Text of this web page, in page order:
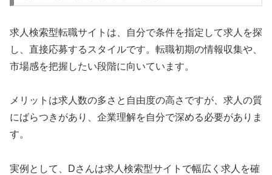
求人検索型転職サイトは、自分で条件を指定して求人を探
し、直接応募するスタイルです。転職初期の情報収集や、
市場感を把握したい段階に向いています。
メリットは求人数の多さと自由度の高さですが、求人の質
にばらつきがあり、企業理解を自分で深める必要がありま
す。
実例として、Dさんは求人検索型サイトで幅広く求人を確